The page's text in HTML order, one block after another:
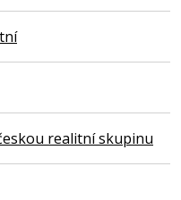
realitní skupinu